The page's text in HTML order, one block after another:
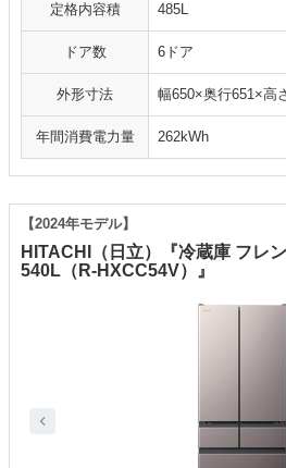
定格内容積 485L
ドア数 6ドア
外形寸法 幅650×奥行651×高
年間消費電力量 262kWh
HITACHI（日立）『冷蔵庫 フレ
540L（R-HXCC54V）』
【2024年モデル】